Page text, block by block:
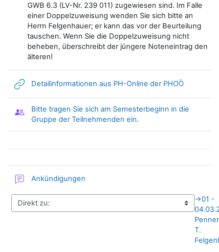
GWB 6.3 (LV-Nr. 239 011) zugewiesen sind. Im Falle
einer Doppelzuweisung wenden Sie sich bitte an
Herrn Felgenhauer; er kann das vor der Beurteilung
tauschen. Wenn Sie die Doppelzuweisung nicht
beheben, überschreibt der jüngere Noteneintrag den
älteren!
Detailinformationen aus PH-Online der PHOÖLink/URL
Bitte tragen Sie sich am Semesterbeginn in die
Gruppe der Teilnehmenden ein.
Ankündigungen
→01 -
T.